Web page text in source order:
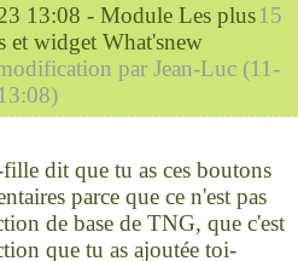
15
13:08 - Module Les plus
et widget What'snew
par Jean-Luc (11-
dit que tu as ces boutons
parce que ce n'est pas
de base de TNG, que c'est
que tu as ajoutée toi-